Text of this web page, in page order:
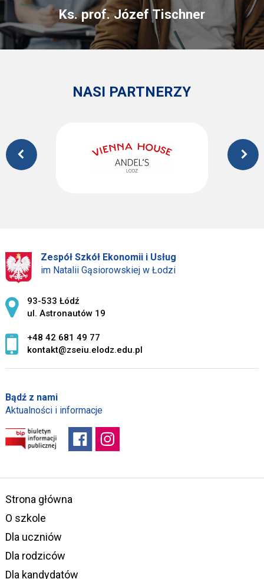
Ks. prof. Józef Tischner
NASI PARTNERZY
Zespół Szkół Ekonomii i Usług
im Natalii Gąsiorowskiej w Łodzi
Adres pocztowy:
93-533 Łódź
ul. Astronautów 19
+48 42 681 49 77
kontakt@zseiu.elodz.edu.pl
Bądź z nami
Aktualności i informacje
Strona główna
O szkole
Dla uczniów
Dla rodziców
Dla kandydatów